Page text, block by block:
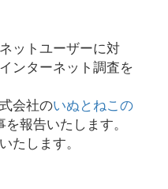
ットユーザーに対
ンターネット調査を
会社のいぬとねこの
報告いたします。
たします。